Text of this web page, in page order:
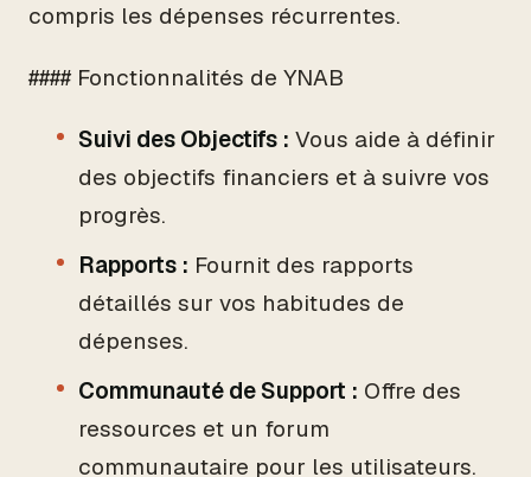
compris les dépenses récurrentes.
#### Fonctionnalités de YNAB
Suivi des Objectifs : Vous aide à définir
des objectifs financiers et à suivre vos
progrès.
Rapports : Fournit des rapports
détaillés sur vos habitudes de
dépenses.
Communauté de Support : Offre des
ressources et un forum
communautaire pour les utilisateurs.